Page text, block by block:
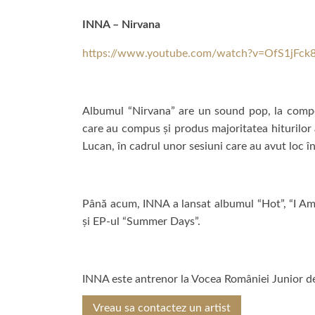
INNA – Nirvana
https://www.youtube.com/
Albumul “Nirvana” are un sound pop, la
care au compus și produs majoritatea hiturilor
Lucan, în cadrul unor sesiuni care au avut loc
Până acum, INNA a lansat albumul “Hot”, “I
și EP-ul “Summer Days”.
INNA este antrenor la Vocea României Junior
Vreau sa contactez un artist